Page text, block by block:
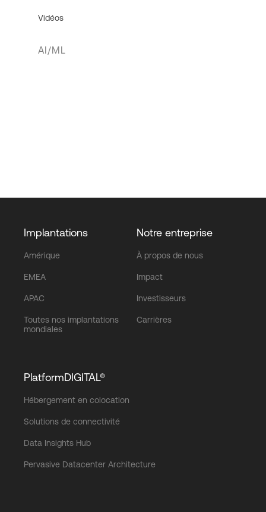
Vidéos
AI/ML
Implantations
Amérique
EMEA
APAC
Toutes nos implantations
mondiales
Notre entreprise
À propos de nous
Impact
Investisseurs
Carrières
PlatformDIGITAL®
Hébergement en colocation
Solutions de connectivité
Data Insights Hub
Pervasive Datacenter Architecture